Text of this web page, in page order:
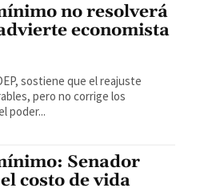
no resolverá
economista
sostiene que el reajuste
pero no corrige los
poder...
Senador
costo de vida